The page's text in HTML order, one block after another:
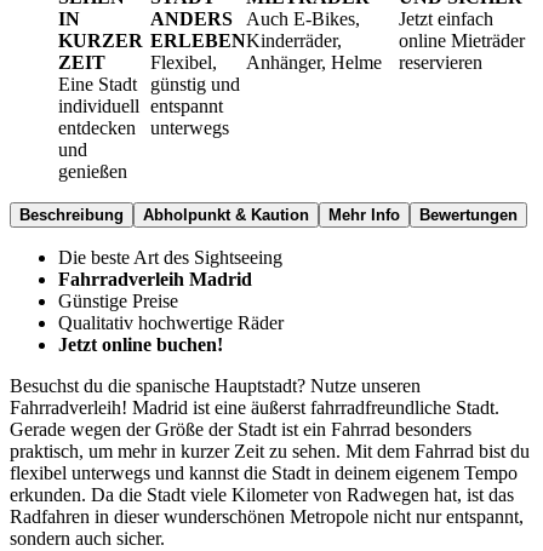
IN
KURZER
ZEIT
Eine Stadt
individuell
entdecken
und
genießen
ANDERS
ERLEBEN
Flexibel,
günstig und
entspannt
unterwegs
Auch E-Bikes,
Kinderräder,
Anhänger, Helme
Jetzt einfach
online Mieträder
reservieren
Beschreibung Abholpunkt & Kaution Mehr Info Bewertungen
Die beste Art des Sightseeing
Fahrradverleih Madrid
Günstige Preise
Qualitativ hochwertige Räder
Jetzt online buchen!
Besuchst du die spanische Hauptstadt? Nutze unseren
Fahrradverleih! Madrid ist eine äußerst fahrradfreundliche Stadt.
Gerade wegen der Größe der Stadt ist ein Fahrrad besonders
praktisch, um mehr in kurzer Zeit zu sehen. Mit dem Fahrrad bist du
flexibel unterwegs und kannst die Stadt in deinem eigenem Tempo
erkunden. Da die Stadt viele Kilometer von Radwegen hat, ist das
Radfahren in dieser wunderschönen Metropole nicht nur entspannt,
sondern auch sicher.